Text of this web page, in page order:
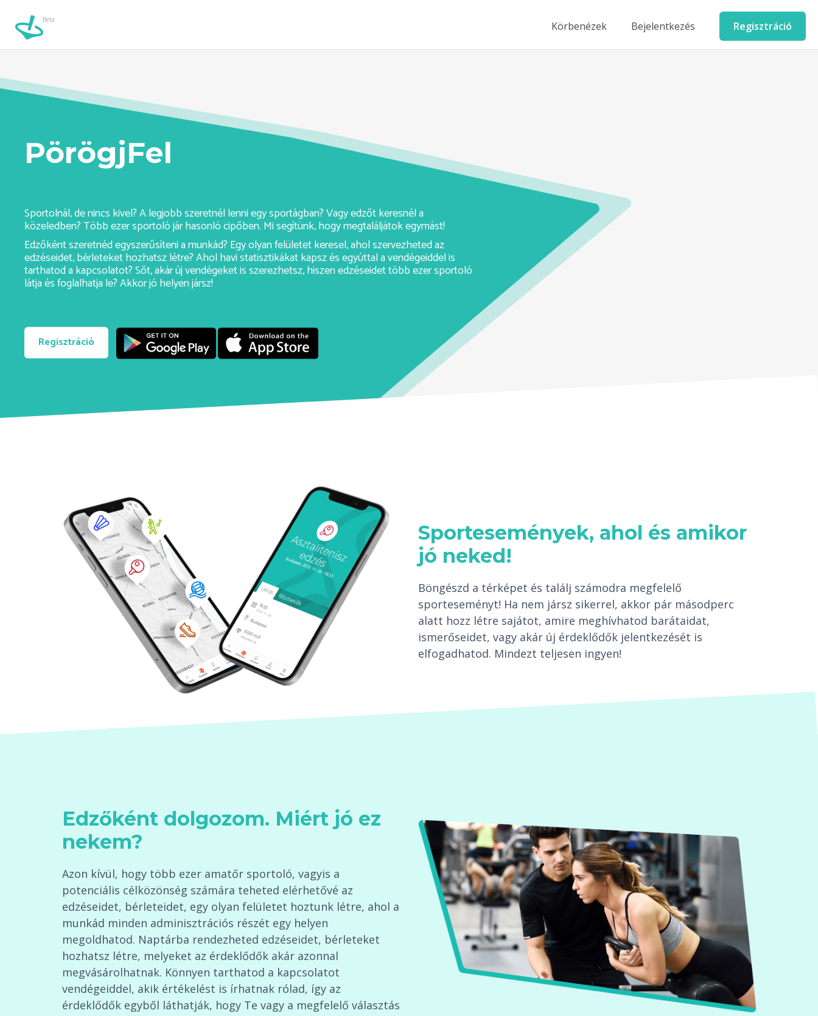
Beta Körbenézek Bejelentkezés Regisztráció
testepites-ashburn//
PörögjFel
Sportolnál, de nincs kivel? A legjobb szeretnél lenni egy sportágban? Vagy edzőt keresnél a
közeledben? Több ezer sportoló jár hasonló cipőben. Mi segítünk, hogy megtaláljátok egymást!
Edzőként szeretnéd egyszerűsíteni a munkád? Egy olyan felületet keresel, ahol szervezheted az
edzéseidet, bérleteket hozhatsz létre? Ahol havi statisztikákat kapsz és egyúttal a vendégeiddel is
tarthatod a kapcsolatot? Sőt, akár új vendégeket is szerezhetsz, hiszen edzéseidet több ezer sportoló
látja és foglalhatja le? Akkor jó helyen jársz!
Regisztráció
Sportesemények, ahol és amikor
jó neked!
Böngészd a térképet és találj számodra megfelelő
sporteseményt! Ha nem jársz sikerrel, akkor pár másodperc
alatt hozz létre sajátot, amire meghívhatod barátaidat,
ismerőseidet, vagy akár új érdeklődők jelentkezését is
elfogadhatod. Mindezt teljesen ingyen!
Edzőként dolgozom. Miért jó ez
nekem?
Azon kívül, hogy több ezer amatőr sportoló, vagyis a
potenciális célközönség számára teheted elérhetővé az
edzéseidet, bérleteidet, egy olyan felületet hoztunk létre, ahol a
munkád minden adminisztrációs részét egy helyen
megoldhatod. Naptárba rendezheted edzéseidet, bérleteket
hozhatsz létre, melyeket az érdeklődők akár azonnal
megvásárolhatnak. Könnyen tarthatod a kapcsolatot
vendégeiddel, akik értékelést is írhatnak rólad, így az
érdeklődők egyből láthatják, hogy Te vagy a megfelelő választás